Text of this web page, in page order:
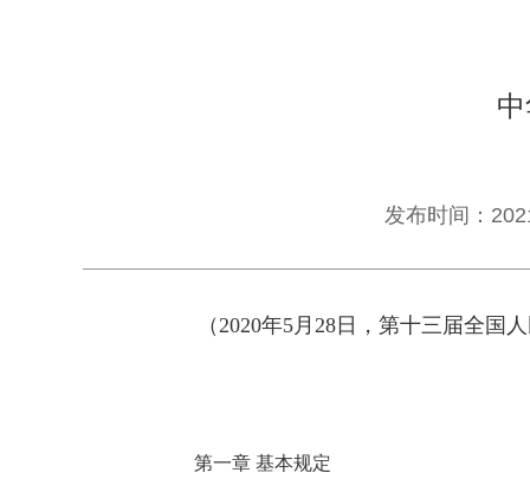
发布时间：
（2020年5月28日，第十三届全国
第一章 基本规定